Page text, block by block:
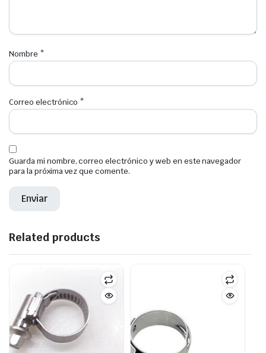
Nombre *
Correo electrónico *
Guarda mi nombre, correo electrónico y web en este navegador
para la próxima vez que comente.
Related products